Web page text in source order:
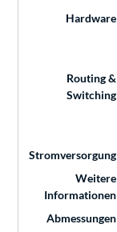
Hardware
Routing &
Switching
Stromversorgung
Weitere
Informationen
Abmessungen